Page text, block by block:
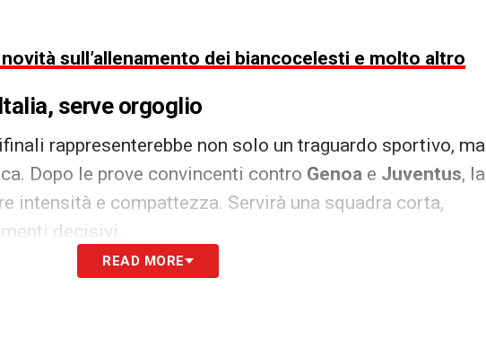
sull’allenamento dei biancocelesti e molto altro
serve orgoglio
rappresenterebbe non solo un traguardo sportivo, ma
Dopo le prove convincenti contro Genoa e Juventus, la
intensità e compattezza. Servirà una squadra corta,
decisivi.
ostico e il Bologna non considera la competizione
READ MORE